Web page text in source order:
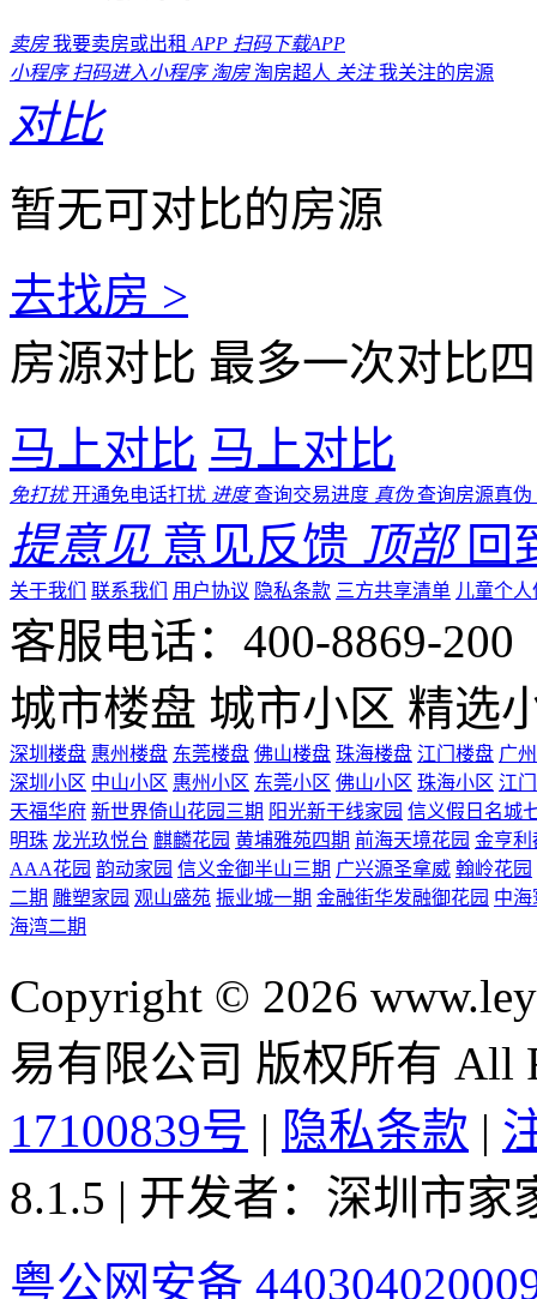
卖房 我要卖房或出租 APP 扫码下载APP
小程序 扫码进入小程序 淘房 淘房超人 关注 我关注的房源
对比
暂无可对比的房源
去找房 >
房源对比 最多一次对比
马上对比 马上对比
免打扰 开通免电话打扰 进度 查询交易进度 真伪 查询房源真伪
提意见 意见反馈 顶部 回
关于我们 联系我们 用户协议 隐私条款 三方共享清单 儿童个
客服电话：400-8869-200
城市楼盘 城市小区 精选
深圳楼盘 惠州楼盘 东莞楼盘 佛山楼盘 珠海楼盘 江门楼盘 广
深圳小区 中山小区 惠州小区 东莞小区 佛山小区 珠海小区 江
天福华府 新世界倚山花园三期 阳光新干线家园 信义假日名城
明珠 龙光玖悦台 麒麟花园 黄埔雅苑四期 前海天境花园 金亨利
AAA花园 韵动家园 信义金御半山三期 广兴源圣拿威 翰岭花园
二期 雕塑家园 观山盛苑 振业城一期 金融街华发融御花园 中海
海湾二期
Copyright © 2026
易有限公司 版权所有 All
17100839号 | 隐私条款 |
8.1.5 | 开发者：深圳市
粤公网安备